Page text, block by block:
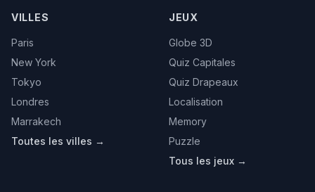
VILLES
Paris
New York
Tokyo
Londres
Marrakech
Toutes les villes →
JEUX
Globe 3D
Quiz Capitales
Quiz Drapeaux
Localisation
Memory
Puzzle
Tous les jeux →